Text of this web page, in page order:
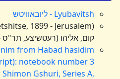
Lyubavitsh - ליובאוויטש
קום, אליהו (רעטשיצע, תר"ס -
from Habad hasidim
notebook number 3
Shimon Gshuri, Series A,